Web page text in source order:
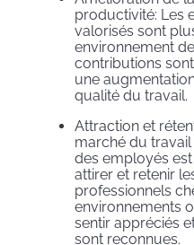
productivité: Les
valorisés sont
environnement
contributions
une
qualité du travail.
Attraction et
marché du
des employés
attirer et retenir
professionnels
environnements
sentir appréciés
sont reconnues.